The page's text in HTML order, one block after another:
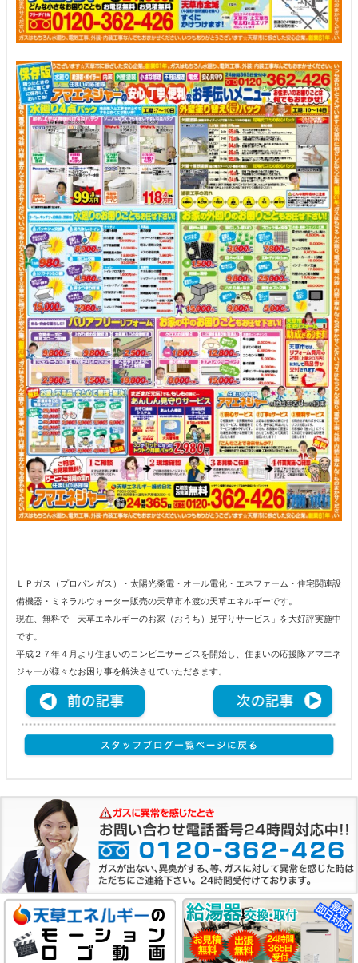
ＬＰガス（プロパンガス）・太陽光発電・オール電化・エネファーム・住宅関連設
備機器・ミネラルウォーター販売の天草市本渡の天草エネルギーです。
現在、無料で「天草エネルギーのお家（おうち）見守りサービス」を大好評実施中
です。
平成２７年４月より住まいのコンビニサービスを開始し、住まいの応援隊アマエネ
ジャーが様々なお困り事を解決させていただきます。